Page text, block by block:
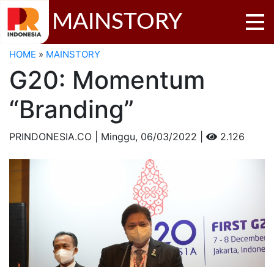
MAINSTORY
HOME » MAINSTORY
G20: Momentum
“Branding”
PRINDONESIA.CO | Minggu, 06/03/2022 | 2.126